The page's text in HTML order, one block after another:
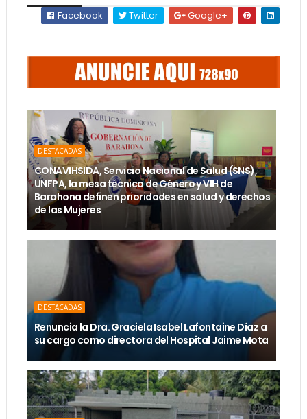
Facebook
Twitter Google+
DESTACADAS
CONAVIHSIDA, Servicio Nacional de Salud (SNS),
UNFPA, la mesa técnica de Género y VIH de
Barahona definen prioridades en salud y derechos
de las Mujeres
DESTACADAS
Renuncia la Dra. Graciela Isabel Lafontaine Díaz a
su cargo como directora del Hospital Jaime Mota